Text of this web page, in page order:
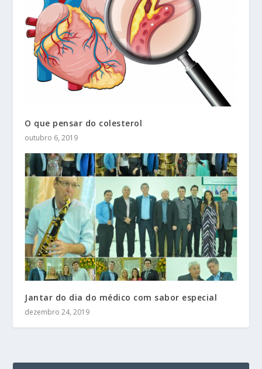
O que pensar do colesterol
outubro 6, 2019
Jantar do dia do médico com sabor especial
dezembro 24, 2019